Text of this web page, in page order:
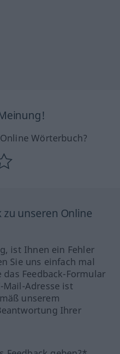
Wörterbuch?
zu unseren Online
ist Ihnen ein Fehler
Sie uns einfach mal
Feedback-Formular
Mail-Adresse ist
unserem
Ihrer